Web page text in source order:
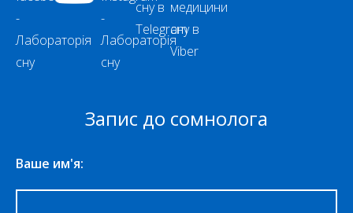
Запис до сомнолога
Ваше им'я: